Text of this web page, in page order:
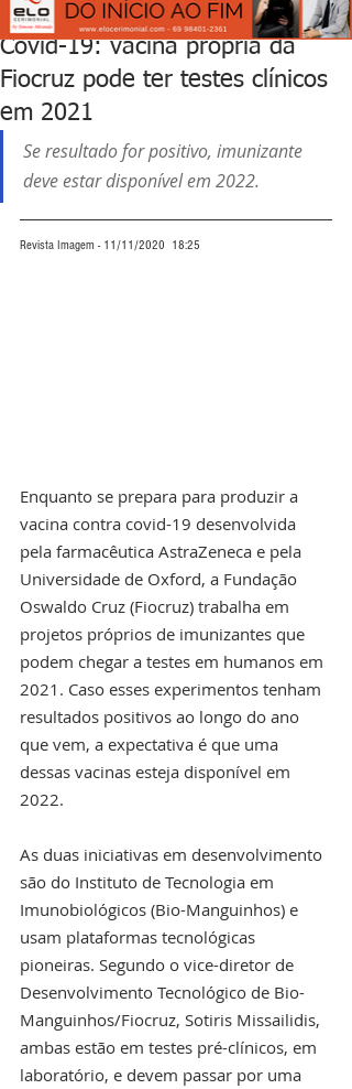
Covid-19: vacina própria da
Fiocruz pode ter testes clínicos
em 2021
Se resultado for positivo, imunizante
deve estar disponível em 2022.
Revista Imagem - 11/11/2020  18:25
Enquanto se prepara para produzir a
vacina contra covid-19 desenvolvida
pela farmacêutica AstraZeneca e pela
Universidade de Oxford, a Fundação
Oswaldo Cruz (Fiocruz) trabalha em
projetos próprios de imunizantes que
podem chegar a testes em humanos em
2021. Caso esses experimentos tenham
resultados positivos ao longo do ano
que vem, a expectativa é que uma
dessas vacinas esteja disponível em
2022.
As duas iniciativas em desenvolvimento
são do Instituto de Tecnologia em
Imunobiológicos (Bio-Manguinhos) e
usam plataformas tecnológicas
pioneiras. Segundo o vice-diretor de
Desenvolvimento Tecnológico de Bio-
Manguinhos/Fiocruz, Sotiris Missailidis,
ambas estão em testes pré-clínicos, em
laboratório, e devem passar por uma